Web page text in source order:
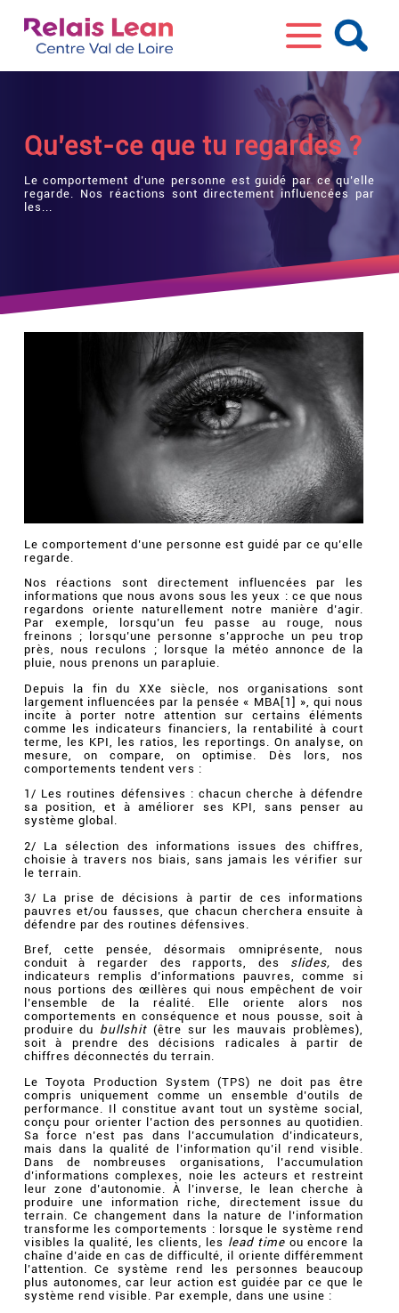
Qu’est-ce que tu regardes ?
Le comportement d’une personne est guidé par ce qu’elle
regarde. Nos réactions sont directement influencées par
les...
Le comportement d’une personne est guidé par ce qu’elle
regarde.
Nos réactions sont directement influencées par les
informations que nous avons sous les yeux : ce que nous
regardons oriente naturellement notre manière d’agir.
Par exemple, lorsqu’un feu passe au rouge, nous
freinons ; lorsqu’une personne s’approche un peu trop
près, nous reculons ; lorsque la météo annonce de la
pluie, nous prenons un parapluie.
Depuis la fin du XXe siècle, nos organisations sont
largement influencées par la pensée « MBA[1] », qui nous
incite à porter notre attention sur certains éléments
comme les indicateurs financiers, la rentabilité à court
terme, les KPI, les ratios, les reportings. On analyse, on
mesure, on compare, on optimise. Dès lors, nos
comportements tendent vers :
1/ Les routines défensives : chacun cherche à défendre
sa position, et à améliorer ses KPI, sans penser au
système global.
2/ La sélection des informations issues des chiffres,
choisie à travers nos biais, sans jamais les vérifier sur
le terrain.
3/ La prise de décisions à partir de ces informations
pauvres et/ou fausses, que chacun cherchera ensuite à
défendre par des routines défensives.
Bref, cette pensée, désormais omniprésente, nous
conduit à regarder des rapports, des
slides, des
indicateurs remplis d’informations pauvres, comme si
nous portions des œillères qui nous empêchent de voir
l’ensemble de la réalité. Elle oriente alors nos
comportements en conséquence et nous pousse, soit à
produire du bullshit (être sur les mauvais problèmes),
soit à prendre des décisions radicales à partir de
chiffres déconnectés du terrain.
Le Toyota Production System (TPS) ne doit pas être
compris uniquement comme un ensemble d’outils de
performance. Il constitue avant tout un système social,
conçu pour orienter l’action des personnes au quotidien.
Sa force n’est pas dans l’accumulation d’indicateurs,
mais dans la qualité de l’information qu’il rend visible.
Dans de nombreuses organisations, l’accumulation
d’informations complexes, noie les acteurs et restreint
leur zone d’autonomie. À l’inverse, le lean cherche à
produire une information riche, directement issue du
terrain. Ce changement dans la nature de l’information
transforme les comportements : lorsque le système rend
visibles la qualité, les clients, les lead time ou encore la
chaîne d’aide en cas de difficulté, il oriente différemment
l’attention. Ce système rend les personnes beaucoup
plus autonomes, car leur action est guidée par ce que le
système rend visible. Par exemple, dans une usine :